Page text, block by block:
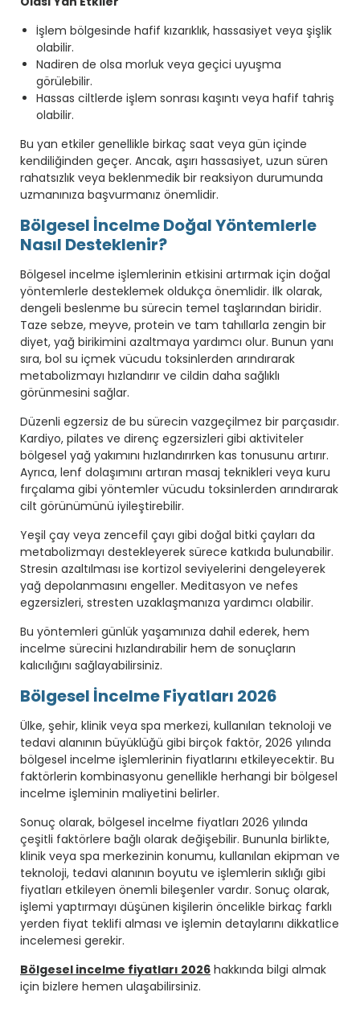
İşlem bölgesinde hafif kızarıklık, hassasiyet veya şişlik
olabilir.
Nadiren de olsa morluk veya geçici uyuşma
görülebilir.
Hassas ciltlerde işlem sonrası kaşıntı veya hafif tahriş
olabilir.
Bu yan etkiler genellikle birkaç saat veya gün içinde
kendiliğinden geçer. Ancak, aşırı hassasiyet, uzun süren
rahatsızlık veya beklenmedik bir reaksiyon durumunda
uzmanınıza başvurmanız önemlidir.
Bölgesel İncelme Doğal Yöntemlerle
Nasıl Desteklenir?
Bölgesel incelme işlemlerinin etkisini artırmak için doğal
yöntemlerle desteklemek oldukça önemlidir. İlk olarak,
dengeli beslenme bu sürecin temel taşlarından biridir.
Taze sebze, meyve, protein ve tam tahıllarla zengin bir
diyet, yağ birikimini azaltmaya yardımcı olur. Bunun yanı
sıra, bol su içmek vücudu toksinlerden arındırarak
metabolizmayı hızlandırır ve cildin daha sağlıklı
görünmesini sağlar.
Düzenli egzersiz de bu sürecin vazgeçilmez bir parçasıdır.
Kardiyo, pilates ve direnç egzersizleri gibi aktiviteler
bölgesel yağ yakımını hızlandırırken kas tonusunu artırır.
Ayrıca, lenf dolaşımını artıran masaj teknikleri veya kuru
fırçalama gibi yöntemler vücudu toksinlerden arındırarak
cilt görünümünü iyileştirebilir.
Yeşil çay veya zencefil çayı gibi doğal bitki çayları da
metabolizmayı destekleyerek sürece katkıda bulunabilir.
Stresin azaltılması ise kortizol seviyelerini dengeleyerek
yağ depolanmasını engeller. Meditasyon ve nefes
egzersizleri, stresten uzaklaşmanıza yardımcı olabilir.
Bu yöntemleri günlük yaşamınıza dahil ederek, hem
incelme sürecini hızlandırabilir hem de sonuçların
kalıcılığını sağlayabilirsiniz.
Bölgesel İncelme Fiyatları 2026
Ülke, şehir, klinik veya spa merkezi, kullanılan teknoloji ve
tedavi alanının büyüklüğü gibi birçok faktör, 2026 yılında
bölgesel incelme işlemlerinin fiyatlarını etkileyecektir. Bu
faktörlerin kombinasyonu genellikle herhangi bir bölgesel
incelme işleminin maliyetini belirler.
Sonuç olarak, bölgesel incelme fiyatları 2026 yılında
çeşitli faktörlere bağlı olarak değişebilir. Bununla birlikte,
klinik veya spa merkezinin konumu, kullanılan ekipman ve
teknoloji, tedavi alanının boyutu ve işlemlerin sıklığı gibi
fiyatları etkileyen önemli bileşenler vardır. Sonuç olarak,
işlemi yaptırmayı düşünen kişilerin öncelikle birkaç farklı
yerden fiyat teklifi alması ve işlemin detaylarını dikkatlice
incelemesi gerekir.
Bölgesel incelme fiyatları 2026 hakkında bilgi almak
için bizlere hemen ulaşabilirsiniz.